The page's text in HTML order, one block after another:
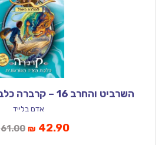
השרביט והחרב 16 – קרברה כלבת הציד הגורגונית
אדם בלייד
61.00המחיר
₪ 42.90המחיר